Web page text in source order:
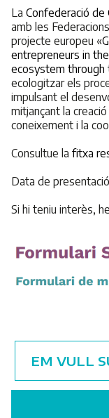
La Confederació de
amb les
projecte europeu «
entrepreneurs in
ecosystem through
ecologitzar els
impulsant el
mitjançant la
coneixement i la
Consultue la fitxa
Data de
Si hi teniu interès,
EM VULL